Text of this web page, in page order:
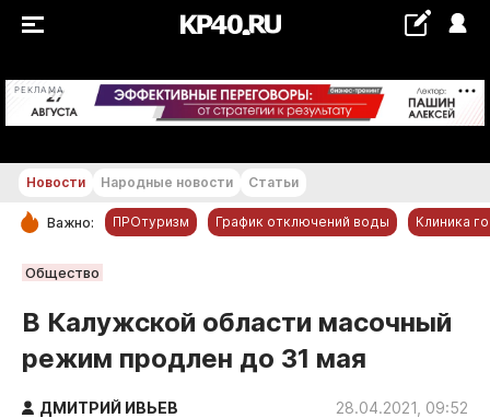
РЕКЛАМА +14...+15 °С
РУБРИКИ
Новости компаний
Статьи
Народные новости
Новости Народные новости Статьи
Важно: ПРОтуризм График отключений воды Клиника
Общество
В Калужской области масочный
режим продлен до 31 мая
ДМИТРИЙ ИВЬЕВ 28.04.2021, 09:52